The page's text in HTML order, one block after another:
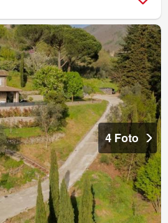
4 Foto